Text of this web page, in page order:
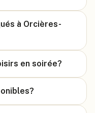
à Orcières-
en soirée?